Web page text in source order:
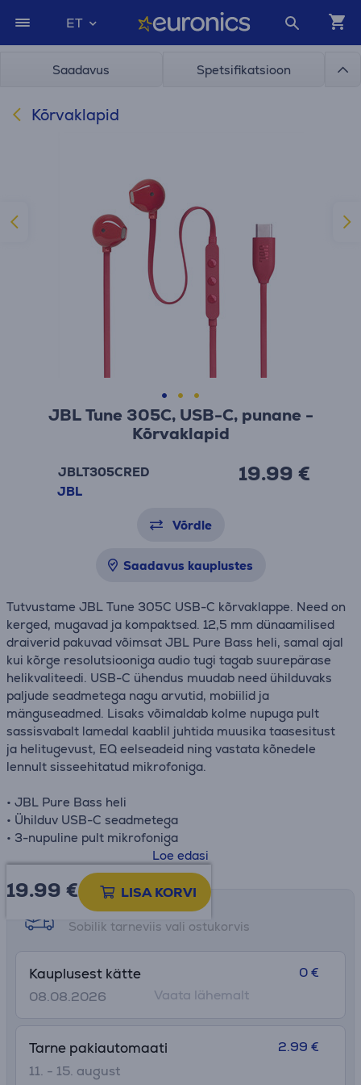
ET
Saadavus Spetsifikatsioon
Kõrvaklapid
JBL Tune 305C, USB-C, punane -
Kõrvaklapid
JBLT305CRED
JBL
19.99 €
Võrdle
Saadavus kauplustes
Tutvustame JBL Tune 305C USB-C kõrvaklappe. Need on
kerged, mugavad ja kompaktsed. 12,5 mm dünaamilised
draiverid pakuvad võimsat JBL Pure Bass heli, samal ajal
kui kõrge resolutsiooniga audio tugi tagab suurepärase
helikvaliteedi. USB-C ühendus muudab need ühilduvaks
paljude seadmetega nagu arvutid, mobiilid ja
mänguseadmed. Lisaks võimaldab kolme nupuga pult
sassisvabalt lamedal kaablil juhtida muusika taasesitust
ja helitugevust, EQ eelseadeid ning vastata kõnedele
lennult sisseehitatud mikrofoniga.
• JBL Pure Bass heli
• Ühilduv USB-C seadmetega
• 3-nupuline pult mikrofoniga
• EQ eelseadete juhtimine
• Puntravaba lame kaabel
Loe edasi
19.99 € LISA KORVI
Tarne võimalused
Sobilik tarneviis vali ostukorvis
Kauplusest kätte
08.08.2026
0 €
Vaata lähemalt
Tarne pakiautomaati
11. - 15. august
2.99 €